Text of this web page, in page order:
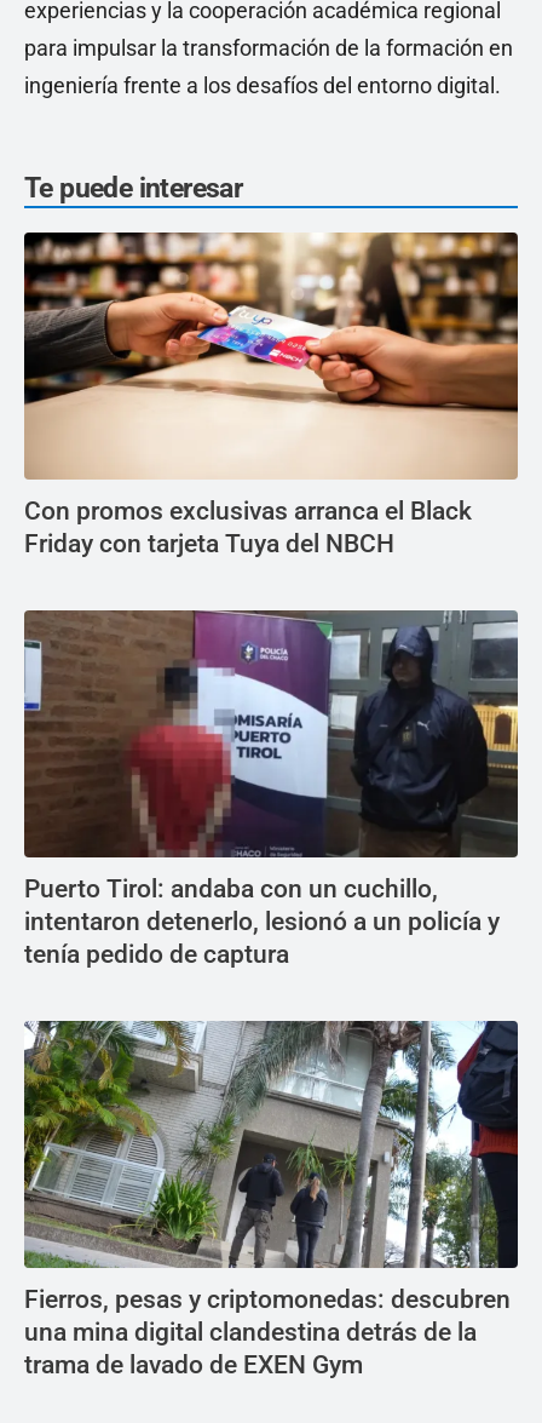
experiencias y la cooperación académica regional
para impulsar la transformación de la formación en
ingeniería frente a los desafíos del entorno digital.
Te puede interesar
Con promos exclusivas arranca el Black
Friday con tarjeta Tuya del NBCH
Puerto Tirol: andaba con un cuchillo,
intentaron detenerlo, lesionó a un policía y
tenía pedido de captura
Fierros, pesas y criptomonedas: descubren
una mina digital clandestina detrás de la
trama de lavado de EXEN Gym